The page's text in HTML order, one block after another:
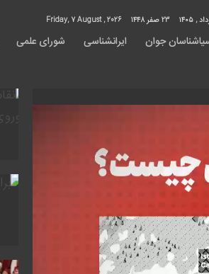
23 صفر 1448
جوان ایرانشناسی شورای علمی